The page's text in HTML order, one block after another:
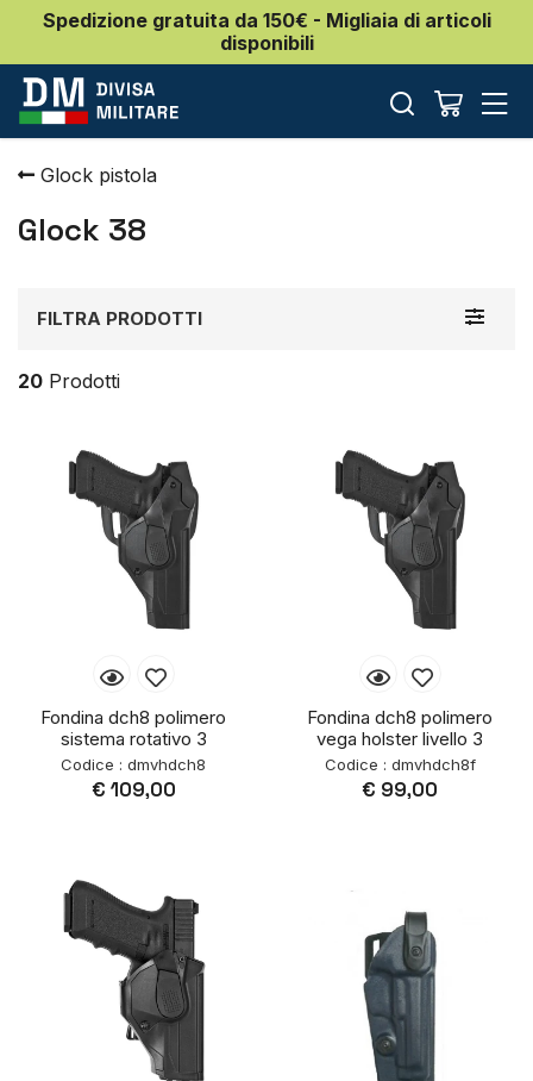
Spedizione gratuita da 150€ - Migliaia di articoli
disponibili
Glock pistola
Glock 38
Toggle
FILTRA PRODOTTI
20 Prodotti
Fondina dch8 polimero
sistema rotativo 3
Codice : dmvhdch8
€ 109,00
Fondina dch8 polimero
vega holster livello 3
Codice : dmvhdch8f
€ 99,00